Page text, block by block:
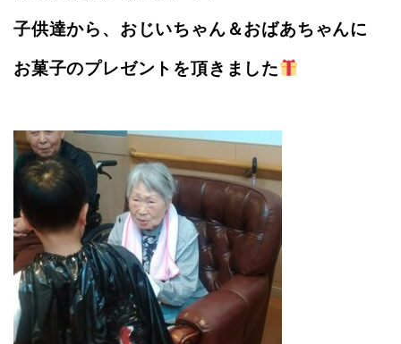
子供達から、おじいちゃん＆おばあちゃんに
お菓子のプレゼントを頂きました